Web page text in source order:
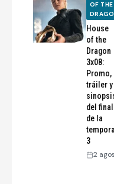
OF THE
House
of the
Dragon
3x08:
Promo,
tráiler y
del final
de la
3
2